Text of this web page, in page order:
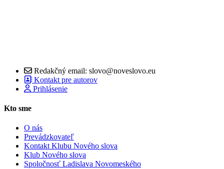
Redakčný email: slovo@noveslovo.eu
Kontakt pre autorov
Prihlásenie
Kto sme
O nás
Prevádzkovateľ
Kontakt Klubu Nového slova
Klub Nového slova
Spoločnosť Ladislava Novomeského